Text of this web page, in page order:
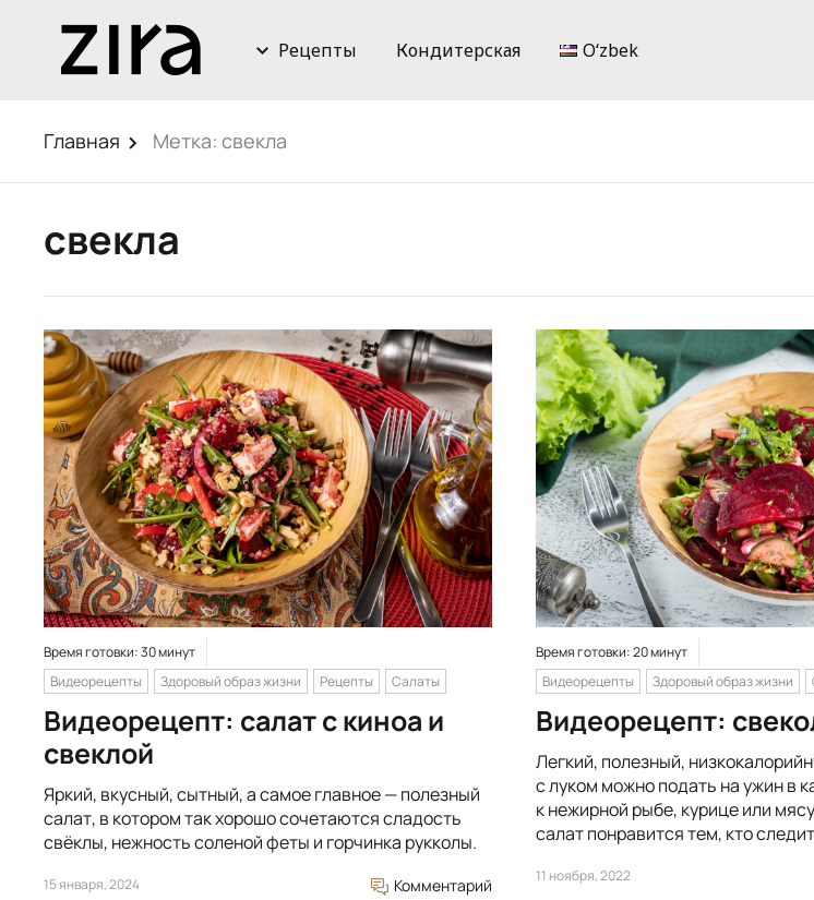
Рецепты Кондитерская Oʻzbek
Главная Метка: свекла
свекла
Время готовки: 30 минут
Видеорецепты
Здоровый образ жизни Рецепты Салаты
Видеорецепт: салат с киноа и
свеклой
Яркий, вкусный, сытный, а самое главное — полезный
салат, в котором так хорошо сочетаются сладость
свёклы, нежность соленой феты и горчинка рукколы.
15 января, 2024 Комментарий
Время готовки: 20 минут
Видеорецепты
Здоровый образ жизни
Видеорецепт:
Легкий, полезный,
с луком можно подать на ужин в
к нежирной рыбе, курице или
салат понравится тем, кто
11 ноября, 2022